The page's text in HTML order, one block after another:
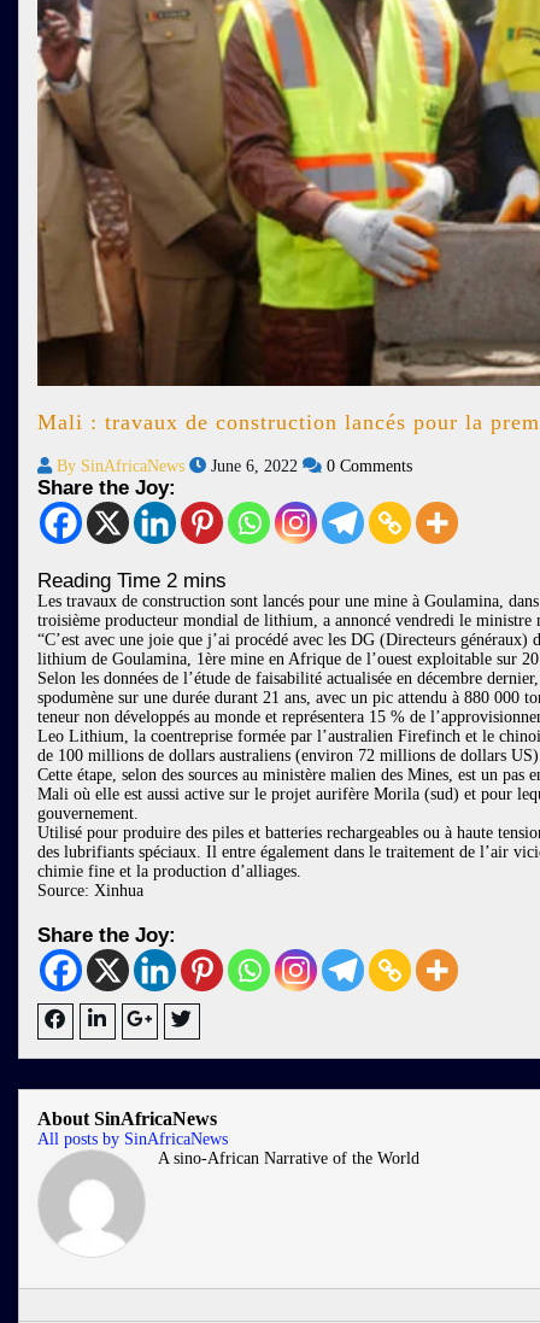
Mali : travaux de construction lancés pour la
By SinAfricaNews June 6, 2022 0 Comments
Share the Joy:
Les travaux de construction sont lancés pour une mine à Goulamina,
troisième producteur mondial de lithium, a annoncé vendredi le
“C’est avec une joie que j’ai procédé avec les DG (Directeurs
lithium de Goulamina, 1ère mine en Afrique de l’ouest exploitable sur
Selon les données de l’étude de faisabilité actualisée en décembre
spodumène sur une durée durant 21 ans, avec un pic attendu à 880 000
teneur non développés au monde et représentera 15 % de
Leo Lithium, la coentreprise formée par l’australien Firefinch et le
de 100 millions de dollars australiens (environ 72 millions de dollars
Cette étape, selon des sources au ministère malien des Mines, est un
Mali où elle est aussi active sur le projet aurifère Morila (sud) et pour
gouvernement.
Utilisé pour produire des piles et batteries rechargeables ou à haute
des lubrifiants spéciaux. Il entre également dans le traitement de l’air
chimie fine et la production d’alliages.
Source: Xinhua
Share the Joy:
About SinAfricaNews
All posts by SinAfricaNews
A sino-African Narrative of the World